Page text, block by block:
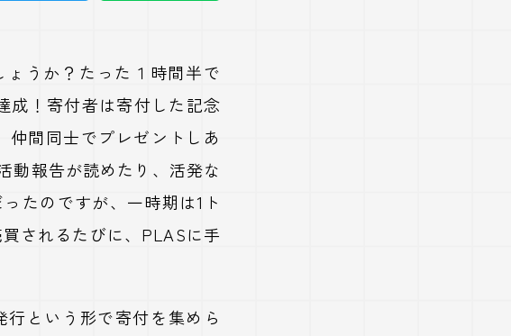
うか？たった１時間半で
成！寄付者は寄付した記念
仲間同士でプレゼントしあ
動報告が読めたり、活発な
ったのですが、一時期は1 ト
されるたびに、 PLASに手
という形で寄付を集めら